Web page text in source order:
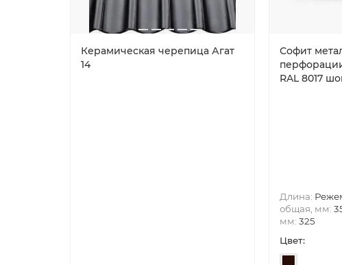
Керамическая черепица Агат
14
Софит
RAL 8017
Длина:
общая, мм:
мм: 325
Цвет: